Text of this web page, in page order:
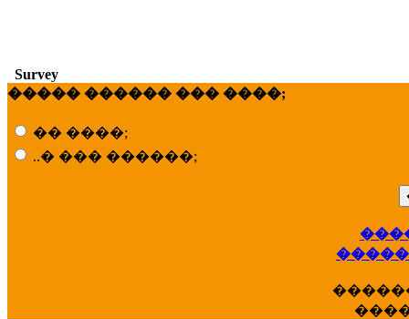
Survey
����� ������ ��� ����;
�� ����;
..� ��� ������;